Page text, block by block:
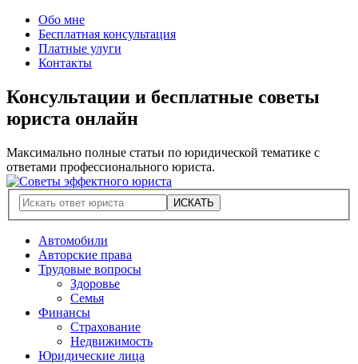
Обо мне
Бесплатная консультация
Платные улуги
Контакты
Консультации и бесплатные советы
юриста онлайн
Максимально полные статьи по юридической тематике с
ответами профессионального юриста.
Автомобили
Авторские права
Трудовые вопросы
Здоровье
Семья
Финансы
Страхование
Недвижимость
Юридические лица